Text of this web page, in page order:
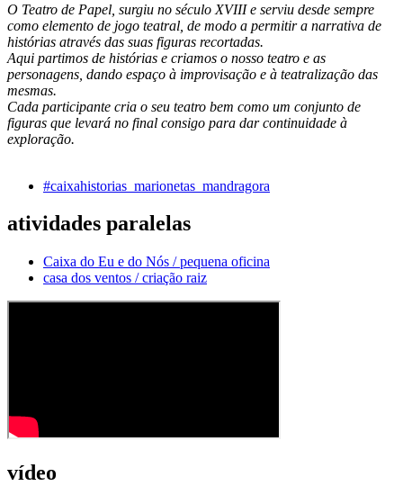
O Teatro de Papel, surgiu no século XVIII e serviu desde sempre
como elemento de jogo teatral, de modo a permitir a narrativa de
histórias através das suas figuras recortadas.
Aqui partimos de histórias e criamos o nosso teatro e as
personagens, dando espaço à improvisação e à teatralização das
mesmas.
Cada participante cria o seu teatro bem como um conjunto de
figuras que levará no final consigo para dar continuidade à
exploração.
#caixahistorias_marionetas_mandragora
atividades paralelas
Caixa do Eu e do Nós / pequena oficina
casa dos ventos / criação raiz
vídeo